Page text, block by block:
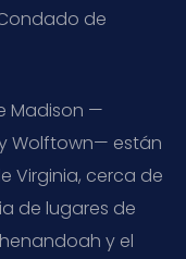
de
Madison —
Wolftown— están
Virginia, cerca de
de lugares de
y el